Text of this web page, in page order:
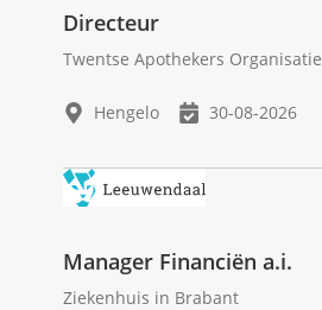
Directeur
Twentse Apothekers Organisatie
Hengelo 30-08-2026
Manager Financiën a.i.
Ziekenhuis in Brabant